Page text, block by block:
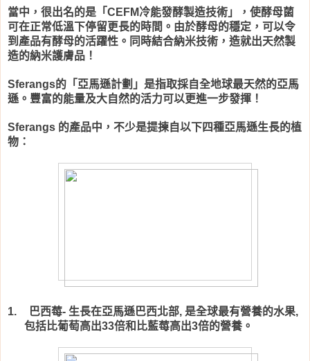
當中，很出名的是「CEFM冷能發酵製造技術」，使酵母菌
可在正常低溫下停留更長的時間。由於酵母的穩定，可以令
到產品有酵母的活躍性。同時結合納米技術，造就出天然製
造的納米護膚品！
Sferangs的「亞馬遜計劃」是指取採自全地球最天然的亞馬
遜。豐富的能量及大自然的活力可以更進一步發揮！
Sferangs 的產品中，不少是提揀自以下四種亞馬遜生長的植
物：
1. 巴西莓- 生長在亞馬遜巴西北部, 是全球最有營養的水果,
包括比葡萄高出33倍和比藍莓高出3倍的營養。